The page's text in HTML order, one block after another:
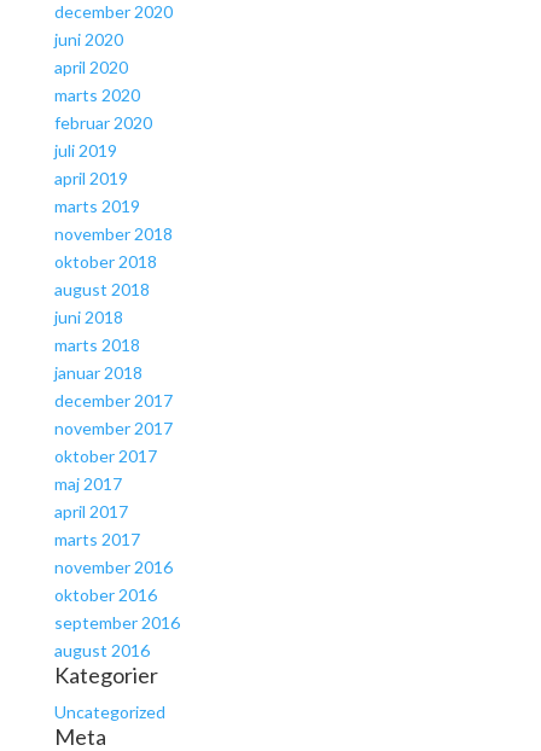
december 2020
juni 2020
april 2020
marts 2020
februar 2020
juli 2019
april 2019
marts 2019
november 2018
oktober 2018
august 2018
juni 2018
marts 2018
januar 2018
december 2017
november 2017
oktober 2017
maj 2017
april 2017
marts 2017
november 2016
oktober 2016
september 2016
august 2016
Kategorier
Uncategorized
Meta